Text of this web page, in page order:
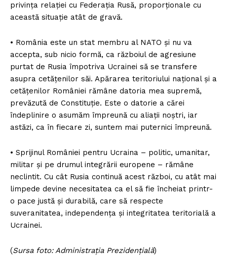
privința relației cu Federația Rusă, proporționale cu
această situație atât de gravă.
• România este un stat membru al NATO și nu va
accepta, sub nicio formă, ca războiul de agresiune
purtat de Rusia împotriva Ucrainei să se transfere
asupra cetățenilor săi. Apărarea teritoriului național și a
cetățenilor României rămâne datoria mea supremă,
prevăzută de Constituție. Este o datorie a cărei
îndeplinire o asumăm împreună cu aliații noștri, iar
astăzi, ca în fiecare zi, suntem mai puternici împreună.
• Sprijinul României pentru Ucraina – politic, umanitar,
militar și pe drumul integrării europene – rămâne
neclintit. Cu cât Rusia continuă acest război, cu atât mai
limpede devine necesitatea ca el să fie încheiat printr-
o pace justă și durabilă, care să respecte
suveranitatea, independența și integritatea teritorială a
Ucrainei.
(Sursa foto: Administrația Prezidențială)